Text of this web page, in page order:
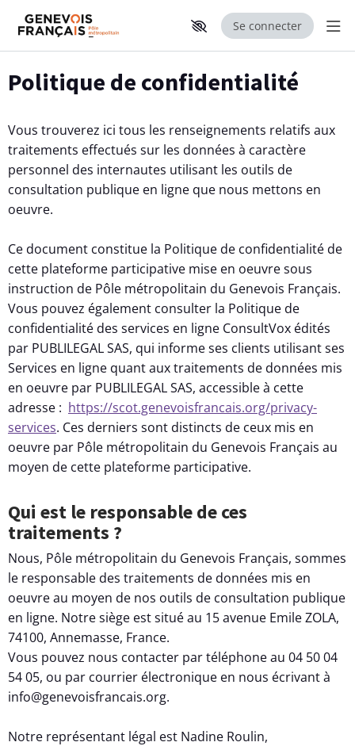
Se connecter
Politique de confidentialité
Vous trouverez ici tous les renseignements relatifs aux
traitements effectués sur les données à caractère
personnel des internautes utilisant les outils de
consultation publique en ligne que nous mettons en
oeuvre.
Ce document constitue la Politique de confidentialité de
cette plateforme participative mise en oeuvre sous
instruction de Pôle métropolitain du Genevois Français.
Vous pouvez également consulter la Politique de
confidentialité des services en ligne ConsultVox édités
par PUBLILEGAL SAS, qui informe ses clients utilisant ses
Services en ligne quant aux traitements de données mis
en oeuvre par PUBLILEGAL SAS, accessible à cette
adresse : https://scot.genevoisfrancais.org/privacy-
services. Ces derniers sont distincts de ceux mis en
oeuvre par Pôle métropolitain du Genevois Français au
moyen de cette plateforme participative.
Qui est le responsable de ces
traitements ?
Nous, Pôle métropolitain du Genevois Français, sommes
le responsable des traitements de données mis en
oeuvre au moyen de nos outils de consultation publique
en ligne. Notre siège est situé au 15 avenue Emile ZOLA,
74100, Annemasse, France.
Vous pouvez nous contacter par téléphone au 04 50 04
54 05, ou par courrier électronique en nous écrivant à
info@genevoisfrancais.org.
Notre représentant légal est Nadine Roulin,